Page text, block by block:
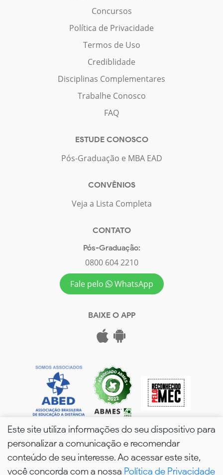
Concursos
Política de Privacidade
Termos de Uso
Crediblidade
Disciplinas Complementares
Trabalhe Conosco
FAQ
ESTUDE CONOSCO
Pós-Graduação e MBA EAD
CONVÊNIOS
Veja a Lista Completa
CONTATO
Pós-Graduação:
0800 604 2210
Fale pelo
WhatsApp
BAIXE O APP
wPós - 2026. Todos os Direitos Reservados.
Este site utiliza informações do seu dispositivo para
personalizar a comunicação e recomendar
conteúdo de seu interesse. Ao acessar este site,
você concorda com a nossa Política de Privacidade